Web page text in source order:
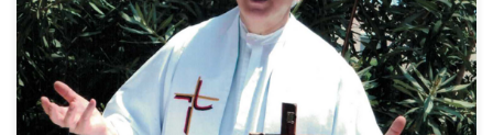
riflettere sul momento presente, in questo tempo così contradditorio
che ci offre provocazioni tanto forti quanto incompatibili: da un lato la
guerra, incredibilmente attuale, che ci illude di poter essere una
soluzione efficace ai nostri problemi; dall’altro lato la primavera, […]